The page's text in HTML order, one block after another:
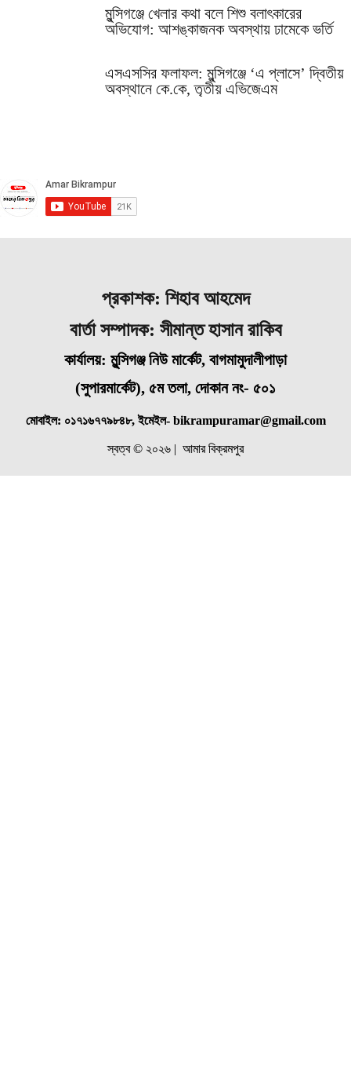
মুন্সিগঞ্জে খেলার কথা বলে শিশু বলাৎকারের
অভিযোগ: আশঙ্কাজনক অবস্থায় ঢামেকে ভর্তি
এসএসসির ফলাফল: মুন্সিগঞ্জে ‘এ প্লাসে’ দ্বিতীয়
অবস্থানে কে.কে, তৃতীয় এভিজেএম
প্রকাশক: শিহাব আহমেদ
বার্তা সম্পাদক: সীমান্ত হাসান রাকিব
কার্যালয়: মুন্সিগঞ্জ নিউ মার্কেট, বাগমামুদালীপাড়া
(সুপারমার্কেট), ৫ম তলা, দোকান নং- ৫০১
মোবাইল: ০১৭১৬৭৭৯৮৪৮, ইমেইল- bikrampuramar@gmail.com
স্বত্ব © ২০২৬ | আমার বিক্রমপুর